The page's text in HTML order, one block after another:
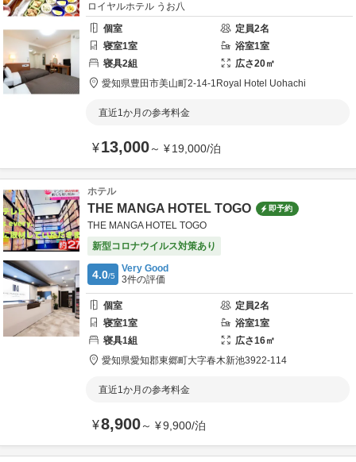
ロイヤルホテル うお八
個室
定員2名
寝室1室 浴室1室
寝具2組 広さ20㎡
愛知県豊田市美山町2-14-1 Royal Hotel Uohachi
直近1か月の参考料金
¥13,000～ ¥19,000/泊
ホテル
THE MANGA HOTEL TOGO 即予約
THE MANGA HOTEL TOGO
新型コロナウイルス対策あり
4.0/5
Very Good
3件の評価
個室 定員2名
寝室1室 浴室1室
寝具1組 広さ16㎡
愛知県愛知郡東郷町大字春木新池3922-114
直近1か月の参考料金
¥8,900～ ¥9,900/泊